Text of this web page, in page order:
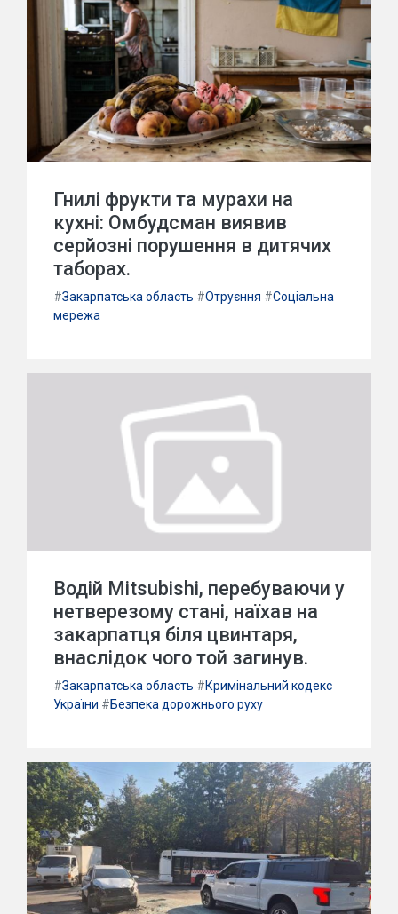
Гнилі фрукти та мурахи на
кухні: Омбудсман виявив
серйозні порушення в дитячих
таборах.
#Закарпатська область #Отруєння #Соціальна
мережа
Водій Mitsubishi, перебуваючи у
нетверезому стані, наїхав на
закарпатця біля цвинтаря,
внаслідок чого той загинув.
#Закарпатська область #Кримінальний кодекс
України #Безпека дорожнього руху